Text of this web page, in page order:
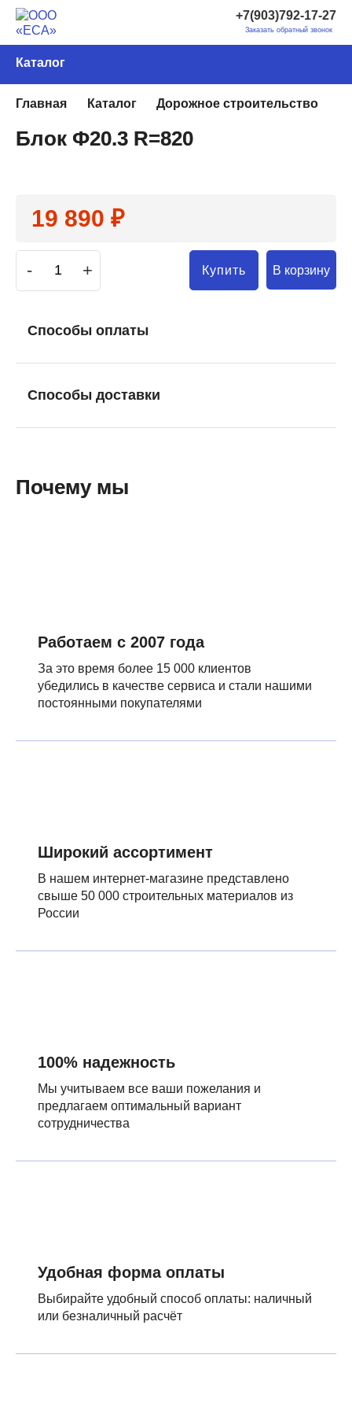
+7(903)792-17-27
Заказать обратный звонок
Каталог
Главная Каталог Дорожное строительство
Блок Ф20.3 R=820
19 890 ₽
- + Купить В корзину
Способы оплаты
Способы доставки
Почему мы
Работаем с 2007 года
За это время более 15 000 клиентов
убедились в качестве сервиса и стали нашими
постоянными покупателями
Широкий ассортимент
В нашем интернет-магазине представлено
свыше 50 000 строительных материалов из
России
100% надежность
Мы учитываем все ваши пожелания и
предлагаем оптимальный вариант
сотрудничества
Удобная форма оплаты
Выбирайте удобный способ оплаты: наличный
или безналичный расчёт